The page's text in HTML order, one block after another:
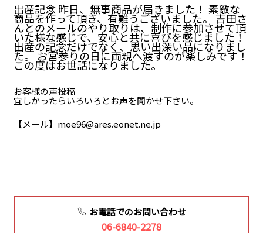
出産記念 昨日、無事商品が届きました！ 素敵な
商品を作って頂き、有難うございました。 吉田さ
んとのメールのやり取りは、制作に参加させて頂
いた様な感じで、安心と共に喜びを感じました！
出産の記念だけでなく、思い出深い品になりまし
た。 お宮参りの日に両親へ渡すのが楽しみです！
この度はお世話になりました。
お客様の声投稿
宜しかったらいろいろとお声を聞かせ下さい。
【メール】moe96@ares.eonet.ne.jp
お電話でのお問い合わせ
06-6840-2278